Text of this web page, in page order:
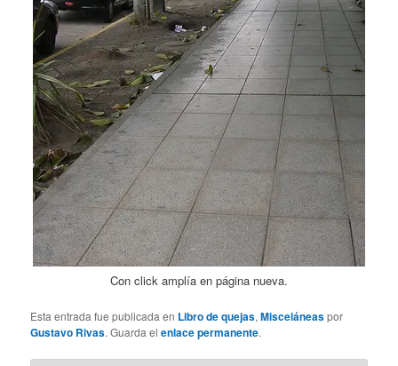
Con click amplía en página nueva.
Esta entrada fue publicada en Libro de quejas,Misceláneaspor
Gustavo Rivas. Guarda elenlace permanente.